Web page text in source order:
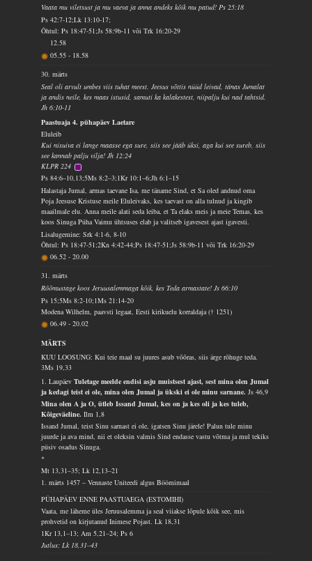
Vaata mu viletsust ja mu vaeva ja anna andeks kõik mu patud! Ps 25:18
Ps 42:7-12;Lk 13:10-17;
Õhtul: Ps 18:47-51;Js 58:9b-11 või Trk 16:20-29
12.58
05.55- 18.58
30. märts
Seal oli arvult umbes viis tuhat meest. Jeesus võttis nüüd leivad, tänas Jumalat
ja andis neile, kes maas istusid, samuti ka kalakestest, niipalju kui nad tahtsid.
Jh 6:10-11
Paastuaja 4. pühapäev Laetare
Eluleib
Kui nisuiva ei lange maasse ega sure, siis see jääb üksi, aga kui see sureb, siis
see kannab palju vilja! Jh 12:24
KLPR 224
Ps 84:6–10,13;5Ms 8:2–3;1Kr 10:1–6;Jh 6:1–15
Halastaja Jumal, armas taevane Isa, me täname Sind, et Sa oled andnud oma
Poja Jeesuse Kristuse meile Eluleivaks, kes taevast on alla tulnud ja kingib
maailmale elu. Anna meile alati seda leiba, et Ta elaks meis ja meie Temas, kes
koos Sinuga Püha Vaimu ühtsuses elab ja valitseb igavesest ajast igavesti.
Lisalugemine: Srk 4:1-6, 8-10
Õhtul: Ps 18:47-51;2Kn 4:42-44;Ps 18:47-51;Js 58:9b-11 või Trk 16:20-29
06.52-20.00
31. märts
Rõõmustage koos Jeruusalemmaga kõik, kes Teda armastate! Js 66:10
Ps 15;5Ms 8:2-10;1Ms 21:14-20
Modena Wilhelm, paavsti legaat, Eesti kirikuelu korraldaja († 1251)
06.49-20.02
MÄRTS
KUU LOOSUNG: Kui teie maal su juures asub võõras, siis ärge rõhuge teda.
3Ms 19,33
1. LaupäevTuletage meelde endisi asju muistsest ajast, sest mina olen Jumal
ja kedagi teist ei ole, mina olen Jumal ja ükski ei ole minu sarnane.Js 46,9
Mina olen A ja O, ütleb Issand Jumal, kes on ja kes oli ja kes tuleb,
Kõigeväeline.Ilm 1,8
Issand Jumal, teist Sinu sarnast ei ole, igatsen Sinu järele! Palun tule minu
juurde ja ava mind, nii et oleksin valmis Sind endasse vastu võtma ja mul tekiks
püsiv osadus Sinuga.
*
Mt 13,31–35; Lk 12,13–21
1. märts 1457 – Vennaste Uniteedi algus Böömimaal
PÜHAPÄEV ENNE PAASTUAEGA (ESTOMIHI)
Vaata, me läheme üles Jeruusalemma ja seal viiakse lõpule kõik see, mis
prohvetid on kirjutanud Inimese Pojast.Lk 18,31
1Kr 13,1–13; Am 5,21–24; Ps 6
Jutlus: Lk 18,31–43